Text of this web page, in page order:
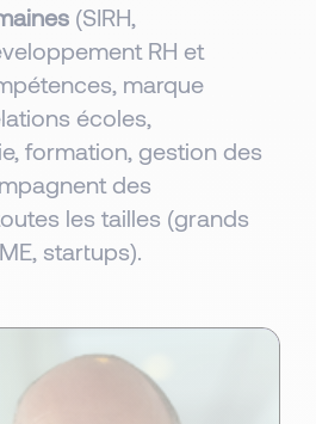
(SIRH,
RH et
marque
écoles,
formation, gestion des
des
les tailles (grands
startups).